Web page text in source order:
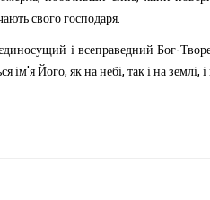
свого господаря.
і всеправедний Бог-
ім'я Його, як на небі, так і на землі, і